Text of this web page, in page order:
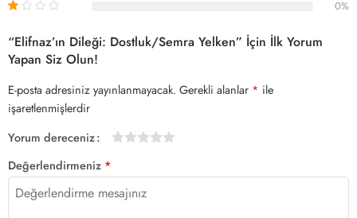
0%
“Elifnaz’ın Dileği: Dostluk/Semra Yelken” İçin İlk Yorum
Yapan Siz Olun!
E-posta adresiniz yayınlanmayacak. Gerekli alanlar * ile
işaretlenmişlerdir
Yorum dereceniz
Değerlendirmeniz *